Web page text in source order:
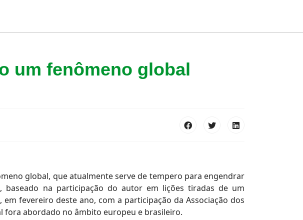
um fenômeno global
global, que atualmente serve de tempero para engendrar
baseado na participação do autor em lições tiradas de um
fevereiro deste ano, com a participação da Associação dos
fora abordado no âmbito europeu e brasileiro.